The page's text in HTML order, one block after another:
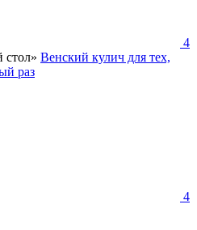
4
Венский кулич для тех,
раз
4